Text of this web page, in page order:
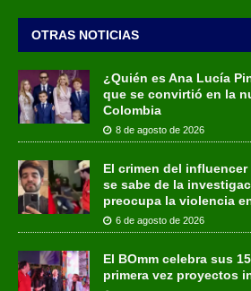
OTRAS NOTICIAS
¿Quién es Ana Lucía
que se convirtió en la
Colombia
8 de agosto de 2026
El crimen del
se sabe de la
preocupa la violencia
6 de agosto de 2026
El BOmm celebra sus
primera vez proyectos